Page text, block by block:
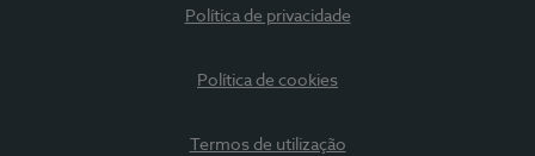
Política de privacidade
Política de cookies
Termos de utilização